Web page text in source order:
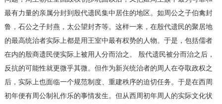
最有力量的亲属分封到殷代遗民集中居住的地区。如周公之子伯禽封
鲁，石公之子封燕，太公望封齐等。这样一来，在殷代遗民的聚居地
的最高统治者实际上都是用王室中最有权势的人物。于是，包括儒者
在内的殷商遗民便实际上被用人分而治之。 殷代遗民被分而治之后，
反抗的可能性就更微乎其微。但作为新兴统治者的周人在夺取政权之
后，实际上也面临一个规范制度、重建秩序的迫切任务。于是在西周
初年便有周公制礼作乐的事情发生。但从西周初年周人的实际文化状